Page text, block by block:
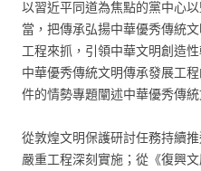
以習近平同道為焦點的黨中心
當，把傳承弘揚中華優秀傳統
工程來抓，引領中華文明創造
中華優秀傳統文明傳承發展工
件的情勢專題闡述中華優秀傳
從敦煌文明保護研討任務持續
嚴重工程深刻實施；從《復興